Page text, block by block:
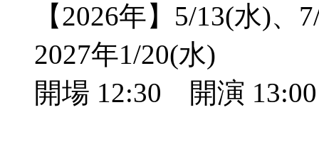
【2026年】5/13(水)
2027年1/20(水)
開場 12:30 開演